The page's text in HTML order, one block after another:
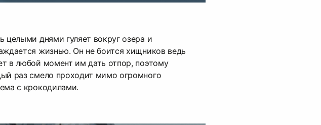
целыми днями гуляет вокруг озера и
жизнью. Он не боится хищников ведь
в любой момент им дать отпор, поэтому
раз смело проходит мимо огромного
с крокодилами.